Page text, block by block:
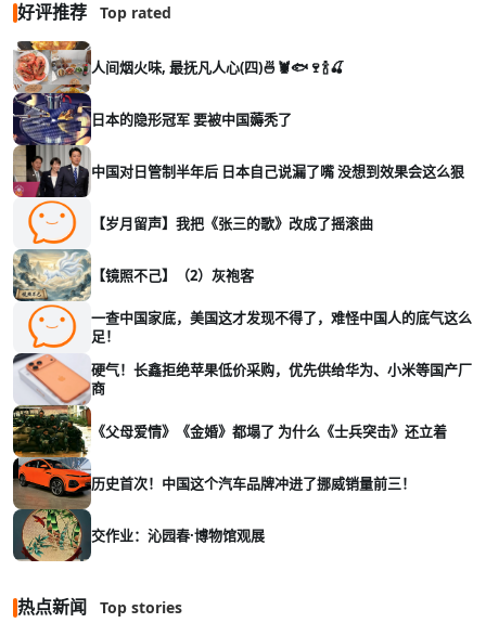
好评推荐 Top rated
人间烟火味, 最抚凡人心(四)🍜🦞🐟🍷🍾🍒
日本的隐形冠军 要被中国薅秃了
中国对日管制半年后 日本自己说漏了嘴 没想到效果会这么狠
【岁月留声】我把《张三的歌》改成了摇滚曲
【镜照不己】（2）灰袍客
一查中国家底，美国这才发现不得了，难怪中国人的底气这么
足！
硬气！长鑫拒绝苹果低价采购，优先供给华为、小米等国产厂
商
《父母爱情》《金婚》都塌了 为什么《士兵突击》还立着
历史首次！中国这个汽车品牌冲进了挪威销量前三！
交作业：沁园春·博物馆观展
热点新闻 Top stories